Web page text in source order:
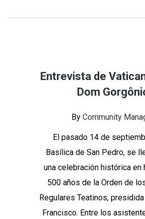
Entrevista de
Dom
By Community
El pasado 14 de
Basílica de San Pedro, se
una celebración histórica en
500 años de la Orden de
Regulares Teatinos,
Francisco. Entre los